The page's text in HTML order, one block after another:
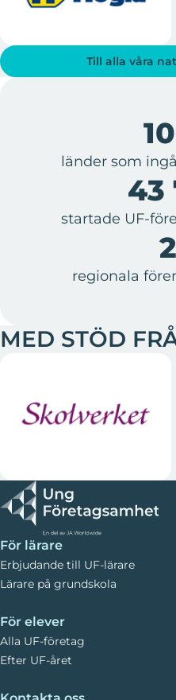
Till alla våra
länder som
43
startade UF-
regionala
MED STÖD
För lärare
Erbjudande till UF-lärare
Lärare på grundskola
För elever
Alla UF-företag
Efter UF-året